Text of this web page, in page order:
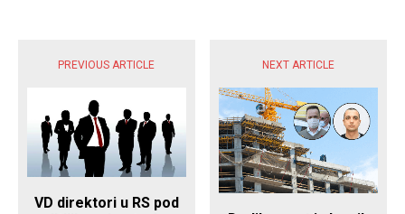
PREVIOUS ARTICLE
VD direktori u RS pod
NEXT ARTICLE